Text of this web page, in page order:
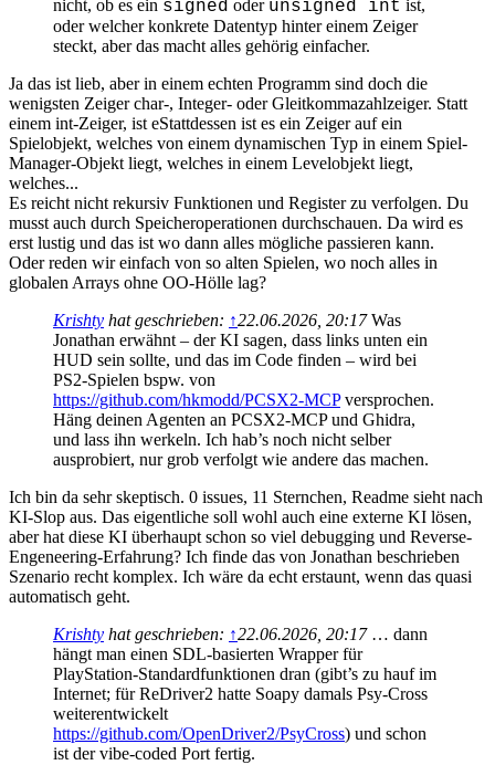
nicht, ob es ein signed oder unsigned int ist,
oder welcher konkrete Datentyp hinter einem Zeiger
steckt, aber das macht alles gehörig einfacher.
Ja das ist lieb, aber in einem echten Programm sind doch die
wenigsten Zeiger char-, Integer- oder Gleitkommazahlzeiger. Statt
einem int-Zeiger, ist eStattdessen ist es ein Zeiger auf ein
Spielobjekt, welches von einem dynamischen Typ in einem Spiel-
Manager-Objekt liegt, welches in einem Levelobjekt liegt,
welches...
Es reicht nicht rekursiv Funktionen und Register zu verfolgen. Du
musst auch durch Speicheroperationen durchschauen. Da wird es
erst lustig und das ist wo dann alles mögliche passieren kann.
Oder reden wir einfach von so alten Spielen, wo noch alles in
globalen Arrays ohne OO-Hölle lag?
Krishty hat geschrieben: ↑22.06.2026, 20:17Was
Jonathan erwähnt – der KI sagen, dass links unten ein
HUD sein sollte, und das im Code finden – wird bei
PS2-Spielen bspw. von
https://github.com/hkmodd/PCSX2-MCPversprochen.
Häng deinen Agenten an PCSX2-MCP und Ghidra,
und lass ihn werkeln. Ich hab’s noch nicht selber
ausprobiert, nur grob verfolgt wie andere das machen.
Ich bin da sehr skeptisch. 0 issues, 11 Sternchen, Readme sieht nach
KI-Slop aus. Das eigentliche soll wohl auch eine externe KI lösen,
aber hat diese KI überhaupt schon so viel debugging und Reverse-
Engeneering-Erfahrung? Ich finde das von Jonathan beschrieben
Szenario recht komplex. Ich wäre da echt erstaunt, wenn das quasi
automatisch geht.
Krishty hat geschrieben: ↑22.06.2026, 20:17… dann
hängt man einen SDL-basierten Wrapper für
PlayStation-Standardfunktionen dran (gibt’s zu hauf im
Internet; für ReDriver2 hatte Soapy damals Psy-Cross
weiterentwickelt
https://github.com/OpenDriver2/PsyCross) und schon
ist der vibe-coded Port fertig.